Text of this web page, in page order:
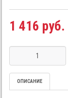
1 416 руб.
ОПИСАНИЕ